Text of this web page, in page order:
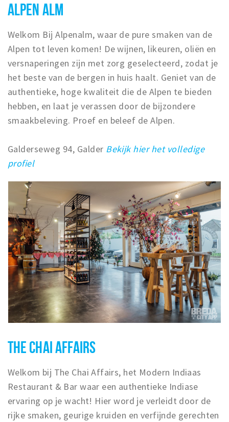
ALPEN ALM
Welkom Bij Alpenalm, waar de pure smaken van de
Alpen tot leven komen! De wijnen, likeuren, oliën en
versnaperingen zijn met zorg geselecteerd, zodat je
het beste van de bergen in huis haalt. Geniet van de
authentieke, hoge kwaliteit die de Alpen te bieden
hebben, en laat je verassen door de bijzondere
smaakbeleving. Proef en beleef de Alpen.
Galderseweg 94, Galder Bekijk hier het volledige
profiel
THE CHAI AFFAIRS
Welkom bij The Chai Affairs, het Modern Indiaas
Restaurant & Bar waar een authentieke Indiase
ervaring op je wacht! Hier word je verleidt door de
rijke smaken, geurige kruiden en verfijnde gerechten